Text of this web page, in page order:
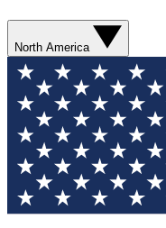
North America